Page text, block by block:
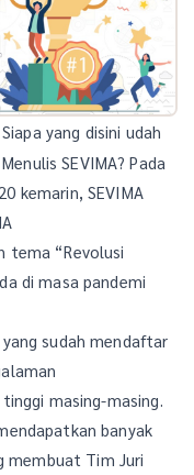
yang disini udah
SEVIMA? Pada
kemarin, SEVIMA
tema “Revolusi
di masa pandemi
sudah mendaftar
masing-masing.
banyak
membuat Tim Juri